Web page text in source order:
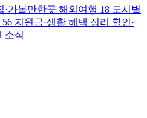
·가볼만한곳 해외여행 18 도시별
56 지원금·생활 혜택 정리 할인·
소식